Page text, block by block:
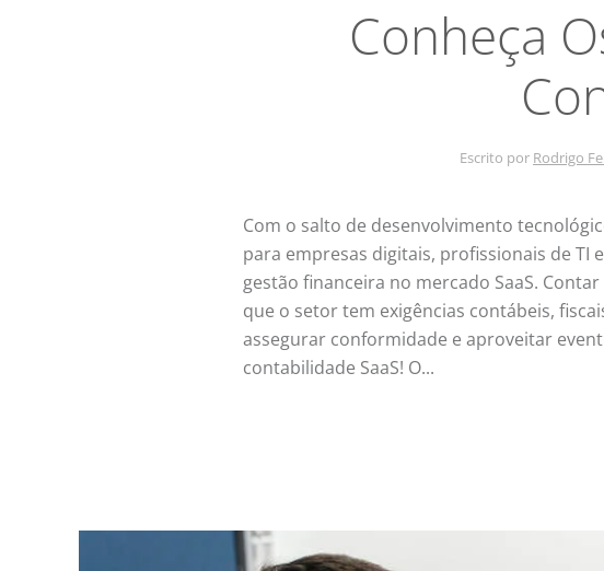
Conheça
Escrito por Rodrigo
Com o salto de desenvolvimento
para empresas digitais, profissionais de
gestão financeira no mercado SaaS.
que o setor tem exigências contábeis,
assegurar conformidade e aproveitar
contabilidade SaaS! O...